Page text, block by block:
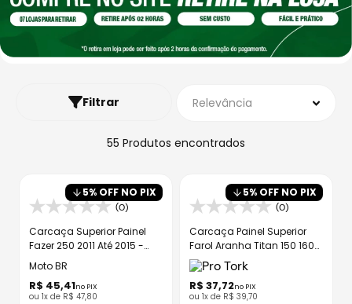
4º fw3
bau
capacete aberto
Filtrar Relevância
55 Produtos
5% OFF NO PIX
(0)
Carcaça Superior Painel
Fazer 250 2011 Até 2015 -
MTBR
Moto BR
R$ 45,41no PIX
ou 1x de R$ 47,80
5% OFF NO PIX
(0)
Carcaça Painel Superior
Farol Aranha Titan 150 160
2014
R$ 37,72no PIX
ou 1x de R$ 39,70